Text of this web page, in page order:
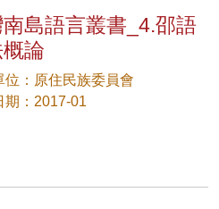
島語言叢書_4.邵語
論
位：原住民族委員會
期：2017-01